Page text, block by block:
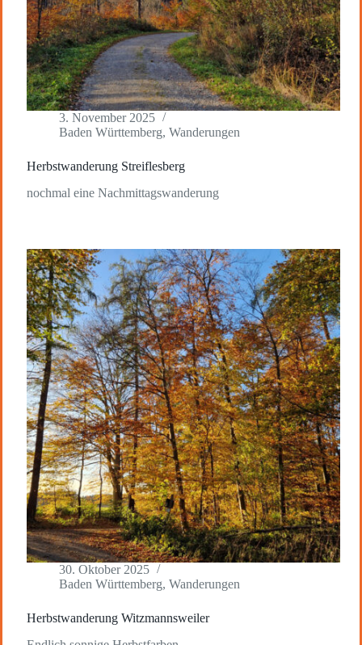
3. November 2025
Baden Württemberg, Wanderungen
Herbstwanderung Streiflesberg
nochmal eine Nachmittagswanderung
30. Oktober 2025
Baden Württemberg, Wanderungen
Herbstwanderung Witzmannsweiler